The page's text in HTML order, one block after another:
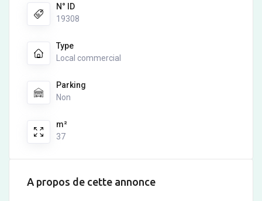
N° ID
19308
Type
Local commercial
Parking
Non
m²
37
A propos de cette annonce